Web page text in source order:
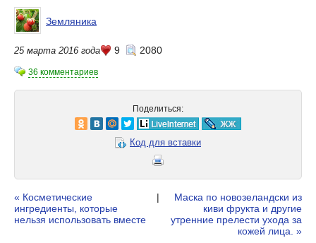
Земляника
25 марта 2016 года 9 2080
36 комментариев
Поделиться:
Код для вставки
« Косметические
ингредиенты, которые
нельзя использовать вместе
|
Маска по новозеландски из
киви фрукта и другие
утренние прелести ухода за
кожей лица. »